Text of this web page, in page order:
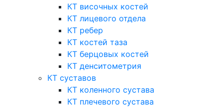
КТ височных костей
КТ лицевого отдела
КТ ребер
КТ костей таза
КТ берцовых костей
КТ денситометрия
КТ суставов
КТ коленного сустава
КТ плечевого сустава